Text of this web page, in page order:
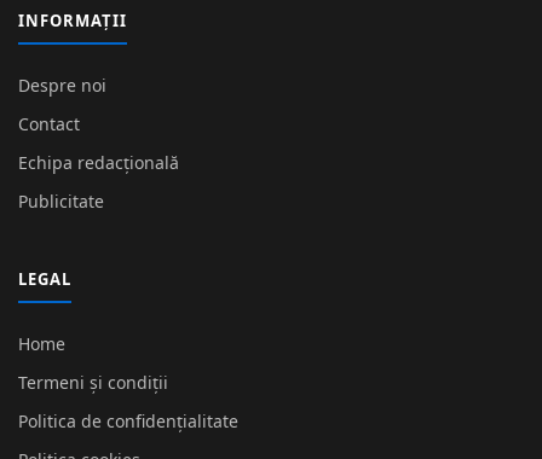
INFORMAȚII
Despre noi
Contact
Echipa redacțională
Publicitate
LEGAL
Home
Termeni și condiții
Politica de confidențialitate